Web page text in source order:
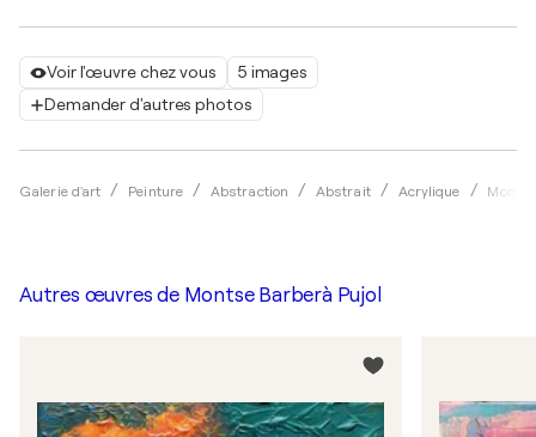
Voir l'œuvre chez vous
5 images
Demander d'autres photos
Galerie d'art Peinture Abstraction Abstrait Acrylique
Autres œuvres de Montse Barberà Pujol